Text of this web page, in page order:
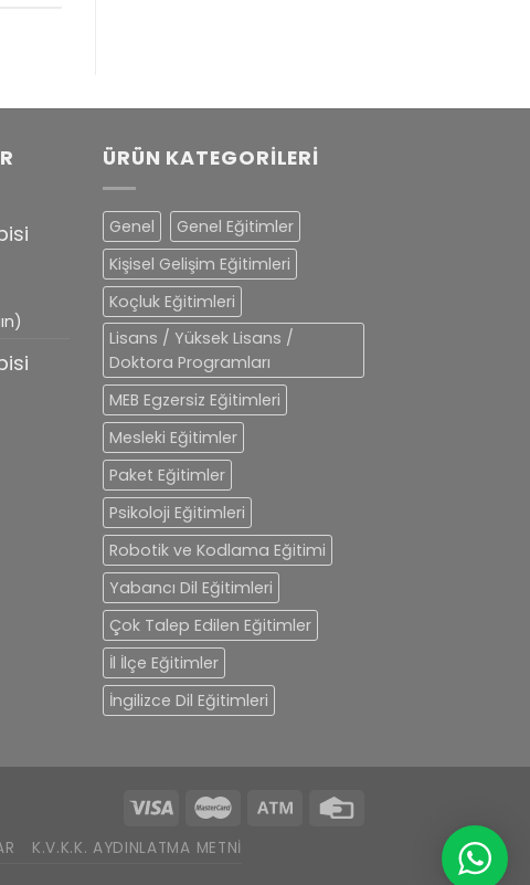
ÜRÜN KATEGORILERI
Genel
Genel Eğitimler
Kişisel Gelişim Eğitimleri
Koçluk Eğitimleri
Lisans / Yüksek Lisans /
Doktora Programları
MEB Egzersiz Eğitimleri
Mesleki Eğitimler
Paket Eğitimler
Psikoloji Eğitimleri
Robotik ve Kodlama Eğitimi
Yabancı Dil Eğitimleri
Çok Talep Edilen Eğitimler
İl İlçe Eğitimler
İngilizce Dil Eğitimleri
K.V.K.K. AYDINLATMA METNI